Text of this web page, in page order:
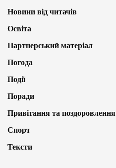
Новини від читачів
Освіта
Партнерський матеріал
Погода
Події
Поради
Привітання та поздоровлення
Спорт
Тексти